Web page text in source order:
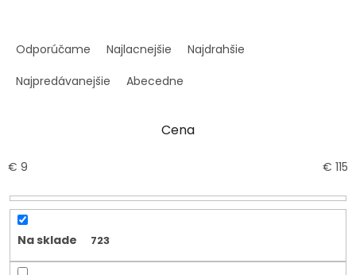
a
e
r
d
t
Odporúčame Najlacnejšie
Najdrahšie
Najpredávanejšie
Abecedne
Cena
€ 9 € 115
Na sklade 723